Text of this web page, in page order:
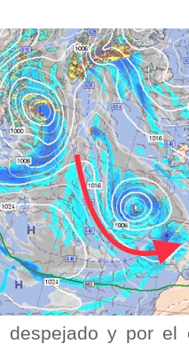
despejado y por el